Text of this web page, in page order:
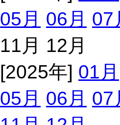
05月 06月 07
11月 12月
[2025年] 01月
05月 06月 07